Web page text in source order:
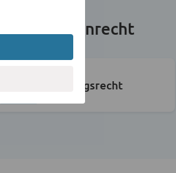
Immobilienrecht
Vertragsrecht